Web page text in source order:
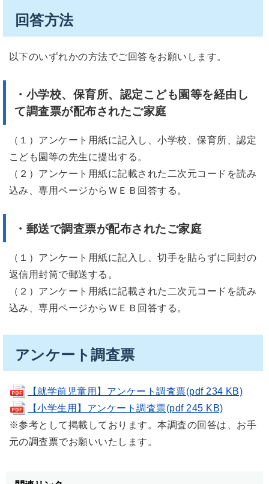
回答方法
以下のいずれかの方法でご回答をお願いします。
・小学校、保育所、認定こども園等を経由し
て調査票が配布されたご家庭
（１）アンケート用紙に記入し、小学校、保育所、認定
こども園等の先生に提出する。
（２）アンケート用紙に記載された二次元コードを読み
込み、専用ページからＷＥＢ回答する。
・郵送で調査票が配布されたご家庭
（１）アンケート用紙に記入し、切手を貼らずに同封の
返信用封筒で郵送する。
（２）アンケート用紙に記載された二次元コードを読み
込み、専用ページからＷＥＢ回答する。
アンケート調査票
【就学前児童用】アンケート調査票(pdf 234 KB)
【小学生用】アンケート調査票(pdf 245 KB)
※参考として掲載しております。本調査の回答は、お手
元の調査票でお願いいたします。